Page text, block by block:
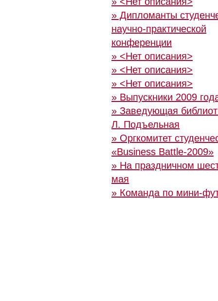
» Дипломанты
научно-практической
конференции
» <Нет описания>
» <Нет описания>
» <Нет описания>
» Выпускники 2009
» Заведующая
Л. Подъельная
» Оргкомитет
«Business Battle-2009»
» На праздничном
мая
» Команда по мини-